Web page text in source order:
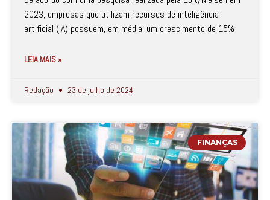
2023, empresas que utilizam recursos de inteligência
artificial (IA) possuem, em média, um crescimento de 15%
LEIA MAIS »
Redação 23 de julho de 2024
FINANÇAS